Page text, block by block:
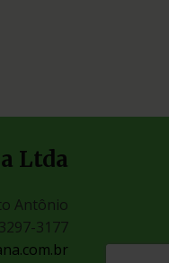
Ltda
Antônio
3177